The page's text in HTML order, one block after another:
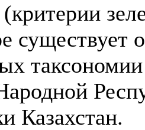
существует
Казахстан.